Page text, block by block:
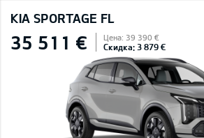
KIA SPORTAGE FL
35 511 € Цена: 39 390 €
Скидка: 3 879 €